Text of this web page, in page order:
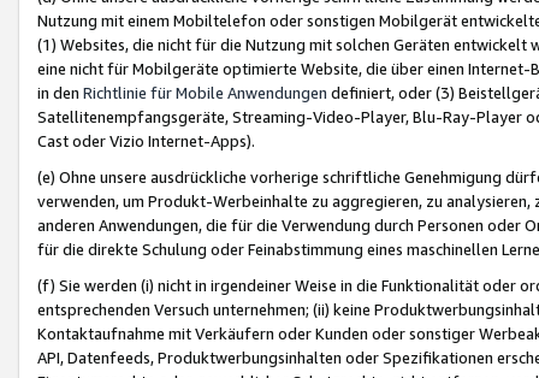
Nutzung mit einem Mobiltelefon oder sonstigen Mobilgerät
(1) Websites, die nicht für die Nutzung mit solchen Geräten
eine nicht für Mobilgeräte optimierte Website, die über einen
in den Richtlinie für Mobile Anwendungen definiert, oder (3)
Satellitenempfangsgeräte, Streaming-Video-Player, Blu-Ray-Player
Cast oder Vizio Internet-Apps).
(e) Ohne unsere ausdrückliche vorherige schriftliche Genehmigung
verwenden, um Produkt-Werbeinhalte zu aggregieren, zu
anderen Anwendungen, die für die Verwendung durch Personen
für die direkte Schulung oder Feinabstimmung eines maschinellen
(f) Sie werden (i) nicht in irgendeiner Weise in die Funktionalität oder
entsprechenden Versuch unternehmen; (ii) keine
Kontaktaufnahme mit Verkäufern oder Kunden oder sonstiger
API, Datenfeeds, Produktwerbungsinhalten oder Spezifikationen